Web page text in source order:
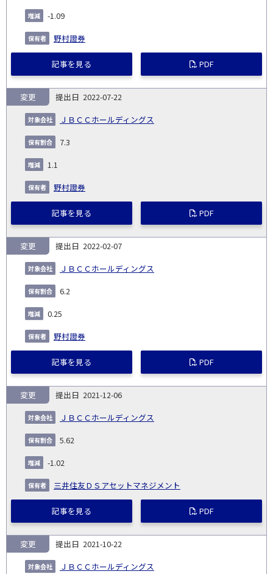
-1.09
野村證券
記事を見る PDF
2022-07-22
ＪＢＣＣホールディングス
変更
7.3
1.1
野村證券
記事を見る PDF
2022-02-07
ＪＢＣＣホールディングス
変更
6.2
0.25
野村證券
記事を見る PDF
2021-12-06
ＪＢＣＣホールディングス
変更
5.62
-1.02
三井住友ＤＳアセットマネジメント
記事を見る PDF
2021-10-22
ＪＢＣＣホールディングス
変更